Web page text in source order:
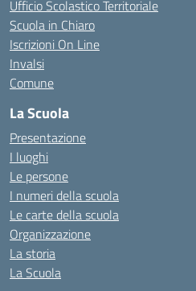
Ufficio Scolastico Territoriale
Scuola in Chiaro
Iscrizioni On Line
Invalsi
Comune
La Scuola
Presentazione
I luoghi
Le persone
I numeri della scuola
Le carte della scuola
Organizzazione
La storia
La Scuola